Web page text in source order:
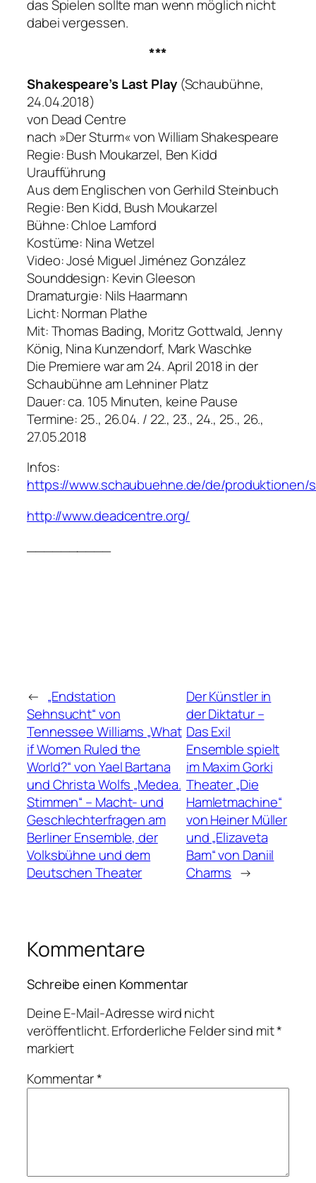
das Spielen sollte man wenn möglich nicht
dabei vergessen.
***
Shakespeare’s Last Play(Schaubühne,
24.04.2018)
von Dead Centre
nach »Der Sturm« von William Shakespeare
Regie: Bush Moukarzel, Ben Kidd
Uraufführung
Aus dem Englischen von Gerhild Steinbuch
Regie: Ben Kidd, Bush Moukarzel
Bühne: Chloe Lamford
Kostüme: Nina Wetzel
Video: José Miguel Jiménez González
Sounddesign: Kevin Gleeson
Dramaturgie: Nils Haarmann
Licht: Norman Plathe
Mit: Thomas Bading, Moritz Gottwald, Jenny
König, Nina Kunzendorf, Mark Waschke
Die Premiere war am 24. April 2018 in der
Schaubühne am Lehniner Platz
Dauer: ca. 105 Minuten, keine Pause
Termine: 25., 26.04. / 22., 23., 24., 25., 26.,
27.05.2018
Infos:
https://www.schaubuehne.de/de/
http://www.deadcentre.org/
__________
← „Endstation
Sehnsucht“ von
Tennessee Williams „What
if Women Ruled the
World?“ von Yael Bartana
und Christa Wolfs „Medea.
Stimmen“ – Macht- und
Geschlechterfragen am
Berliner Ensemble, der
Volksbühne und dem
Deutschen Theater
Der Künstler in
der Diktatur –
Das Exil
Ensemble spielt
im Maxim Gorki
Theater „Die
Hamletmachine“
von Heiner Müller
und „Elizaveta
Bam“ von Daniil
Charms →
Kommentare
Schreibe einen Kommentar
Deine E-Mail-Adresse wird nicht
veröffentlicht.Erforderliche Felder sind mit*
markiert
Kommentar*